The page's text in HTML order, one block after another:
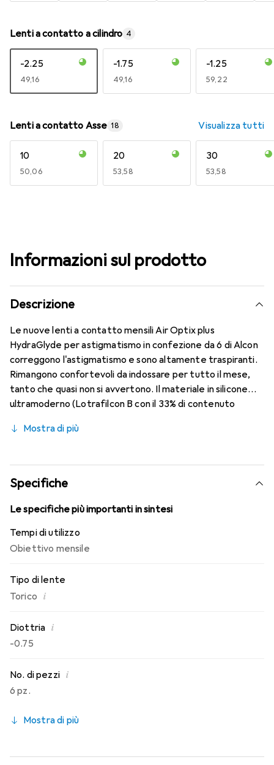
Lenti a contatto a cilindro 4
-2.25
EUR
49,16
-1.75
EUR
49,16
-1.25
EUR
59,22
Lenti a contatto Asse 18 Visualizza tutti
10
EUR
50,06
20
EUR
53,58
30
EUR
53,58
Informazioni sul prodotto
Descrizione
Le nuove lenti a contatto mensili Air Optix plus
HydraGlyde per astigmatismo in confezione da 6 di Alcon
correggono l'astigmatismo e sono altamente traspiranti.
Rimangono confortevoli da indossare per tutto il mese,
tanto che quasi non si avvertono. Il materiale in silicone
ultramoderno (Lotrafilcon B con il 33% di contenuto
Moisture Matrix e la nota tecnologia SmartShield,
conosci. Comfort e assenza di fastidi per tutto il giorno
con le lenti mensili.
Mostra di più
Specifiche
Le specifiche più importanti in sintesi
Tempi di utilizzo
Obiettivo mensile
Tipo di lente
Torico i
Diottria i
-0.75
No. di pezzi i
6 pz.
Mostra di più